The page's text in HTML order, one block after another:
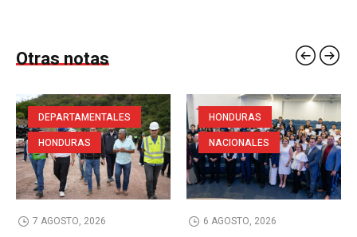
Otras notas
DEPARTAMENTALES
HONDURAS
7 AGOSTO, 2026
HONDURAS
NACIONALES
6 AGOSTO, 2026